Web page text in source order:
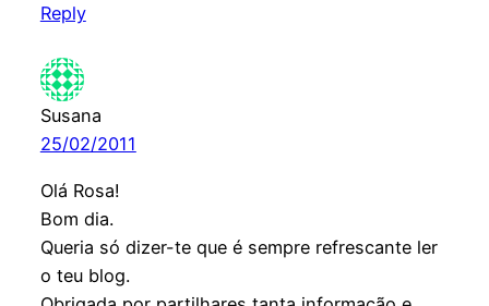
Reply
Susana
25/02/2011
Olá Rosa!
Bom dia.
Queria só dizer-te que é sempre refrescante ler
o teu blog.